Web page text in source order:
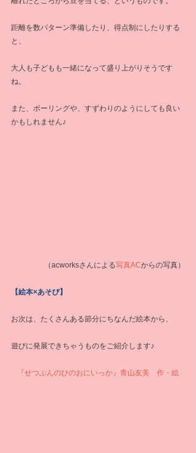
距離を数パターン準備したり、得点制にしたりする
と、
大人も子どもも一緒になって盛り上がりそうです
ね。
また、ボーリングや、すずわりのようにしても良い
かもしれません♪
（acworksさんによる写真ACからの写真）
【絵本×あそび】
お次は、たくさんある節分にちなんだ絵本から、
遊びに発展できちゃうものをご紹介します♪
『せつぶんのひのおにいっか』青山友美　作・絵